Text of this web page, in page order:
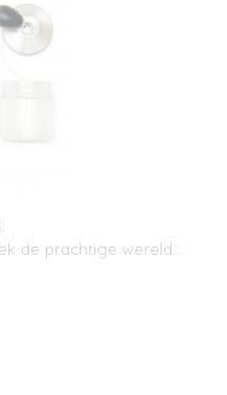
de prachtige wereld…